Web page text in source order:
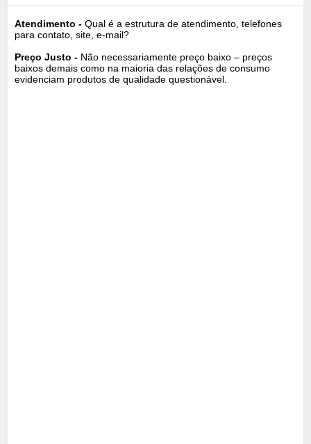
Atendimento - Qual é a estrutura de atendimento, telefones
para contato, site, e-mail?
Preço Justo - Não necessariamente preço baixo – preços
baixos demais como na maioria das relações de consumo
evidenciam produtos de qualidade questionável.